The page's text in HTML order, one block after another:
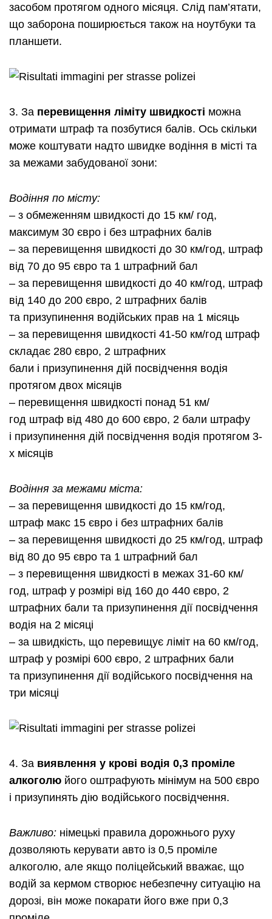
засобом протягом одного місяця. Слід пам’ятати,
що заборона поширюється також на ноутбуки та
планшети.
3. За перевищення ліміту швидкості можна
отримати штраф та позбутися балів. Ось скільки
може коштувати надто швидке водіння в місті та
за межами забудованої зони:
Водіння по місту:
– з обмеженням швидкості до 15 км/ год,
максимум 30 євро і без штрафних балів
– за перевищення швидкості до 30 км/год, штраф
від 70 до 95 євро та 1 штрафний бал
– за перевищення швидкості до 40 км/год, штраф
від 140 до 200 євро, 2 штрафних балів
та призупинення водійських прав на 1 місяць
– за перевищення швидкості 41-50 км/год штраф
складає 280 євро, 2 штрафних
бали і призупинення дій посвідчення водія
протягом двох місяців
– перевищення швидкості понад 51 км/
год штраф від 480 до 600 євро, 2 бали штрафу
і призупинення дій посвідчення водія протягом 3-
х місяців
Водіння за межами міста:
– за перевищення швидкості до 15 км/год,
штраф макс 15 євро і без штрафних балів
– за перевищення швидкості до 25 км/год, штраф
від 80 до 95 євро та 1 штрафний бал
– з перевищення швидкості в межах 31-60 км/
год, штраф у розмірі від 160 до 440 євро, 2
штрафних бали та призупинення дії посвідчення
водія на 2 місяці
– за швидкість, що перевищує ліміт на 60 км/год,
штраф у розмірі 600 євро, 2 штрафних бали
та призупинення дії водійського посвідчення на
три місяці
4. За виявлення у крові водія 0,3 проміле
алкоголю його оштрафують мінімум на 500 євро
і призупинять дію водійського посвідчення.
Важливо: німецькі правила дорожнього руху
дозволяють керувати авто із 0,5 проміле
алкоголю, але якщо поліцейський вважає, що
водій за кермом створює небезпечну ситуацію на
дорозі, він може покарати його вже при 0,3